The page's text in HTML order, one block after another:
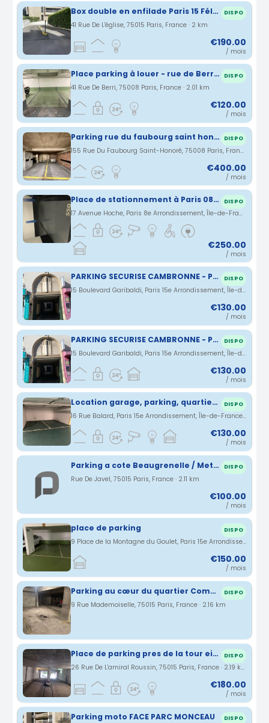
Box double en enfilade Paris 15 Félix Faure DISPO
41 Rue De L'église, 75015 Paris, France · 2 km
€190.00
/ mois
Place parking à louer - rue de Berri - PARIS 8 DISPO
41 Rue De Berri, 75008 Paris, France · 2.01 km
€120.00
/ mois
Parking rue du faubourg saint honoré DISPO
155 Rue Du Faubourg Saint-Honoré, 75008 Paris, France · 2.01 km
€400.00
/ mois
Place de stationnement à Paris 08 dans parking privé sécurisé DISPO
17 Avenue Hoche, Paris 8e Arrondissement, Île-de-France, France · 2.03 km
€250.00
/ mois
PARKING SECURISE CAMBRONNE - PARIS 15 - 75015 DISPO
15 Boulevard Garibaldi, Paris 15e Arrondissement, Île-de-France, France · 2.09 km
€130.00
/ mois
PARKING SECURISE CAMBRONNE - PARIS 15 - 75015 DISPO
15 Boulevard Garibaldi, Paris 15e Arrondissement, Île-de-France, France · 2.09 km
€130.00
/ mois
Location garage, parking, quartier Javel / Beaugrenelle DISPO
16 Rue Balard, Paris 15e Arrondissement, Île-de-France, France · 2.09 km
€130.00
/ mois
Parking a cote Beaugrenelle / Metro Charles Michels 75015 DISPO
Rue De Javel, 75015 Paris, France · 2.11 km
€100.00
/ mois
place de parking DISPO
9 Place de la Montagne du Goulet, Paris 15e Arrondissement, Île-de-France, France · 2.11 km
€150.00
/ mois
Parking au cœur du quartier Commerce, Paris 15eme DISPO
9 Rue Mademoiselle, 75015 Paris, France · 2.16 km
Place de parking pres de la tour eiffel DISPO
26 Rue De L'amiral Roussin, 75015 Paris, France · 2.19 km
€180.00
/ mois
Parking moto FACE PARC MONCEAU DISPO